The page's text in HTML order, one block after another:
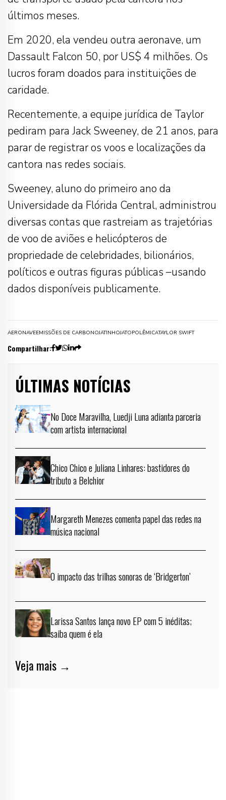
últimos meses.
Em 2020, ela vendeu outra aeronave, um
Dassault Falcon 50, por US$ 4 milhões. Os
lucros foram doados para instituições de
caridade.
Recentemente, a equipe jurídica de Taylor
pediram para Jack Sweeney, de 21 anos, para
parar de registrar os voos e localizações da
cantora nas redes sociais.
Sweeney, aluno do primeiro ano da
Universidade da Flórida Central, administrou
diversas contas que rastreiam as trajetórias
de voo de aviões e helicópteros de
propriedade de celebridades, bilionários,
políticos e outras figuras públicas –usando
dados disponíveis publicamente.
AERONAVEEMISSÕES DE CARBONOJATINHOJATOPOLÊMICATAYLOR SWIFT
Compartilhar:
ÚLTIMAS NOTÍCIAS
No Doce Maravilha, Luedji Luna adianta parceria
com artista internacional
Chico Chico e Juliana Linhares: bastidores do
tributo a Belchior
Margareth Menezes comenta papel das redes na
música nacional
O impacto das trilhas sonoras de ‘Bridgerton’
Larissa Santos lança novo EP com 5 inéditas;
saiba quem é ela
Veja mais →